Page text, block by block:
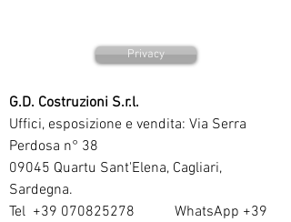
Privacy
G.D. Costruzioni S.r.l.
Uffici, esposizione e vendita: Via Serra
Perdosa n° 38
09045 Quartu Sant'Elena, Cagliari,
Sardegna.
Tel +39 070825278 WhatsApp +39